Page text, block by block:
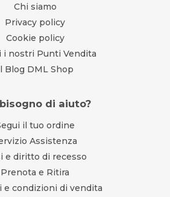
Chi siamo
Privacy policy
Cookie policy
i nostri Punti Vendita
Blog DML Shop
di aiuto?
il tuo ordine
Assistenza
e diritto di recesso
Prenota e Ritira
e condizioni di vendita